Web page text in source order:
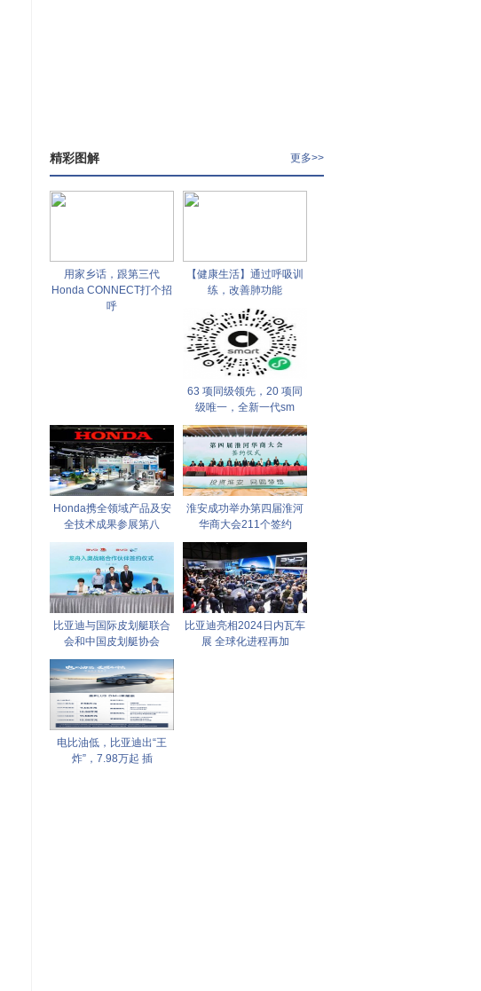
更多>>
精彩图解
用家乡话，跟第三代
Honda CONNECT打个招
呼
【健康生活】通过呼吸训
练，改善肺功能
63 项同级领先，20 项同
级唯一，全新一代sm
Honda携全领域产品及安
全技术成果参展第八
淮安成功举办第四届淮河
华商大会211个签约
比亚迪与国际皮划艇联合
会和中国皮划艇协会
比亚迪亮相2024日内瓦车
展 全球化进程再加
电比油低，比亚迪出“王
炸”，7.98万起 插